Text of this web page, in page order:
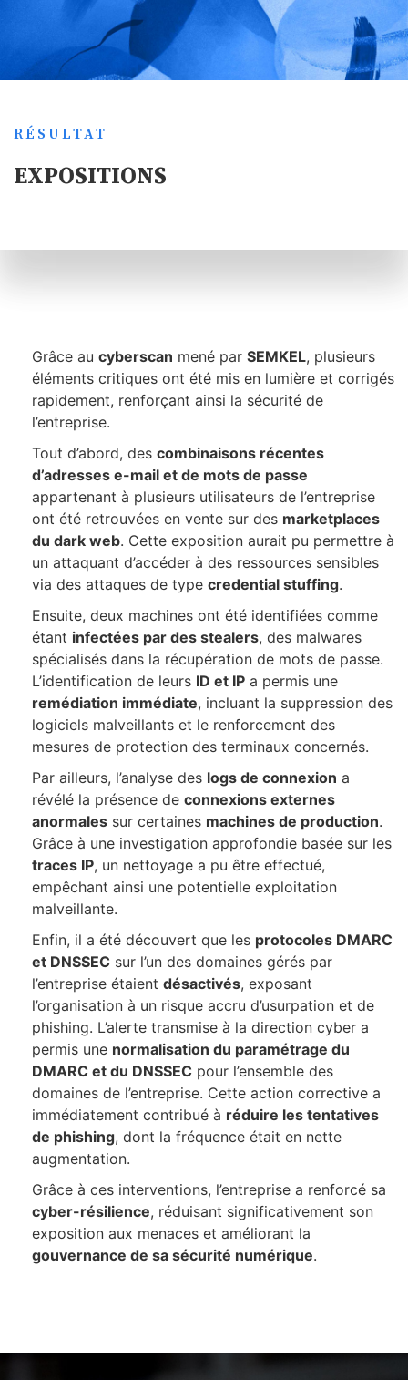
RÉSULTAT
EXPOSITIONS
Grâce au cyberscan mené par SEMKEL, plusieurs
éléments critiques ont été mis en lumière et corrigés
rapidement, renforçant ainsi la sécurité de
l’entreprise.
Tout d’abord, des combinaisons récentes
d’adresses e-mail et de mots de passe
appartenant à plusieurs utilisateurs de l’entreprise
ont été retrouvées en vente sur des marketplaces
du dark web. Cette exposition aurait pu permettre à
un attaquant d’accéder à des ressources sensibles
via des attaques de type credential stuffing.
Ensuite, deux machines ont été identifiées comme
étant infectées par des stealers, des malwares
spécialisés dans la récupération de mots de passe.
L’identification de leurs ID et IP a permis une
remédiation immédiate, incluant la suppression des
logiciels malveillants et le renforcement des
mesures de protection des terminaux concernés.
Par ailleurs, l’analyse des logs de connexion a
révélé la présence de connexions externes
anormales sur certaines machines de production.
Grâce à une investigation approfondie basée sur les
traces IP, un nettoyage a pu être effectué,
empêchant ainsi une potentielle exploitation
malveillante.
Enfin, il a été découvert que les protocoles DMARC
et DNSSEC sur l’un des domaines gérés par
l’entreprise étaient désactivés, exposant
l’organisation à un risque accru d’usurpation et de
phishing. L’alerte transmise à la direction cyber a
permis une normalisation du paramétrage du
DMARC et du DNSSEC pour l’ensemble des
domaines de l’entreprise. Cette action corrective a
immédiatement contribué à réduire les tentatives
de phishing, dont la fréquence était en nette
augmentation.
Grâce à ces interventions, l’entreprise a renforcé sa
cyber-résilience, réduisant significativement son
exposition aux menaces et améliorant la
gouvernance de sa sécurité numérique.